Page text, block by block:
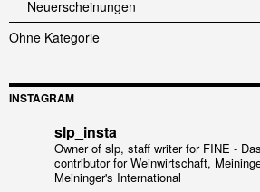
Neuerscheinungen
Ohne Kategorie
INSTAGRAM
slp_insta
Owner of slp, staff writer for FINE -
contributor for Weinwirtschaft,
Meininger's International